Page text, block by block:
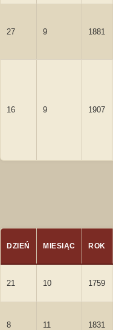
27 9 1881
16 9 1907
DZIEŃ MIESIĄC ROK
21 10 1759
8 11 1831